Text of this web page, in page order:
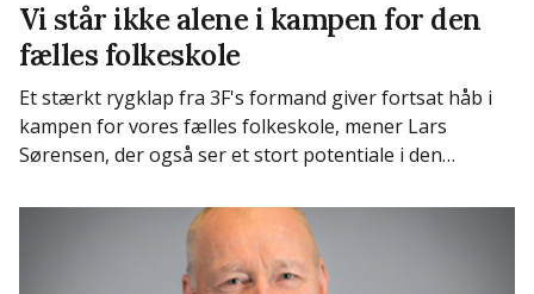
Vi står ikke alene i kampen for den
fælles folkeskole
Et stærkt rygklap fra 3F's formand giver fortsat håb i
kampen for vores fælles folkeskole, mener Lars
Sørensen, der også ser et stort potentiale i den…